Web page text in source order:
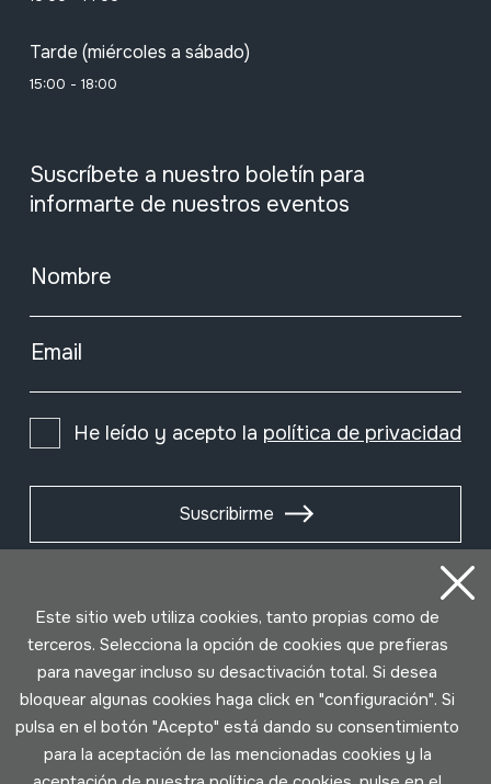
Tarde (miércoles a sábado)
15:00 - 18:00
Suscríbete a nuestro boletín para
informarte de nuestros eventos
Nombre
Email
He leído y acepto la política de privacidad
Suscribirme
Este sitio web utiliza cookies, tanto propias como de
terceros. Selecciona la opción de cookies que prefieras
para navegar incluso su desactivación total. Si desea
bloquear algunas cookies haga click en "configuración". Si
pulsa en el botón "Acepto" está dando su consentimiento
para la aceptación de las mencionadas cookies y la